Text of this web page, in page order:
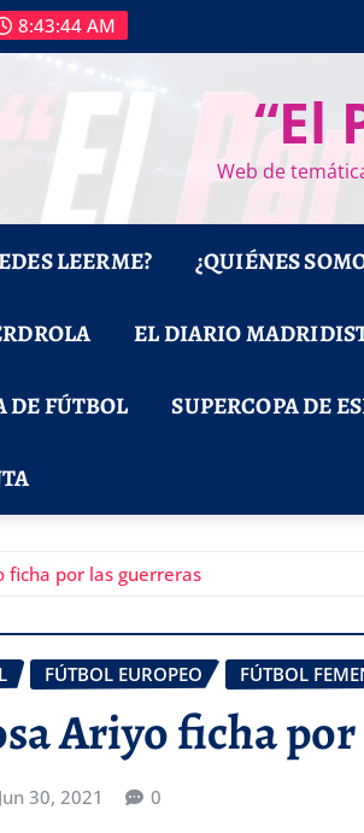
8:43:45 AM
“El
Web de
LEERME? ¿QUIÉNES
EL DIARIO
DE FÚTBOL SUPERCOPA DE
ficha por las guerreras
FÚTBOL EUROPEO FÚTBOL
Ariyo ficha
Jun 30, 2021 0